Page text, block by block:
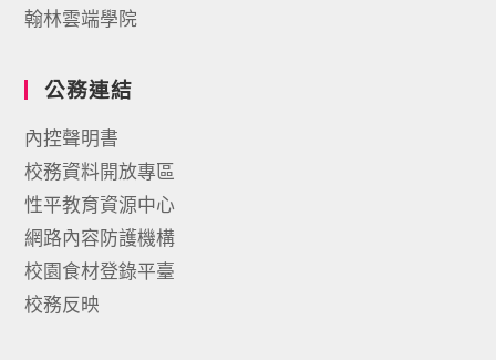
翰林雲端學院
公務連結
內控聲明書
校務資料開放專區
性平教育資源中心
網路內容防護機構
校園食材登錄平臺
校務反映